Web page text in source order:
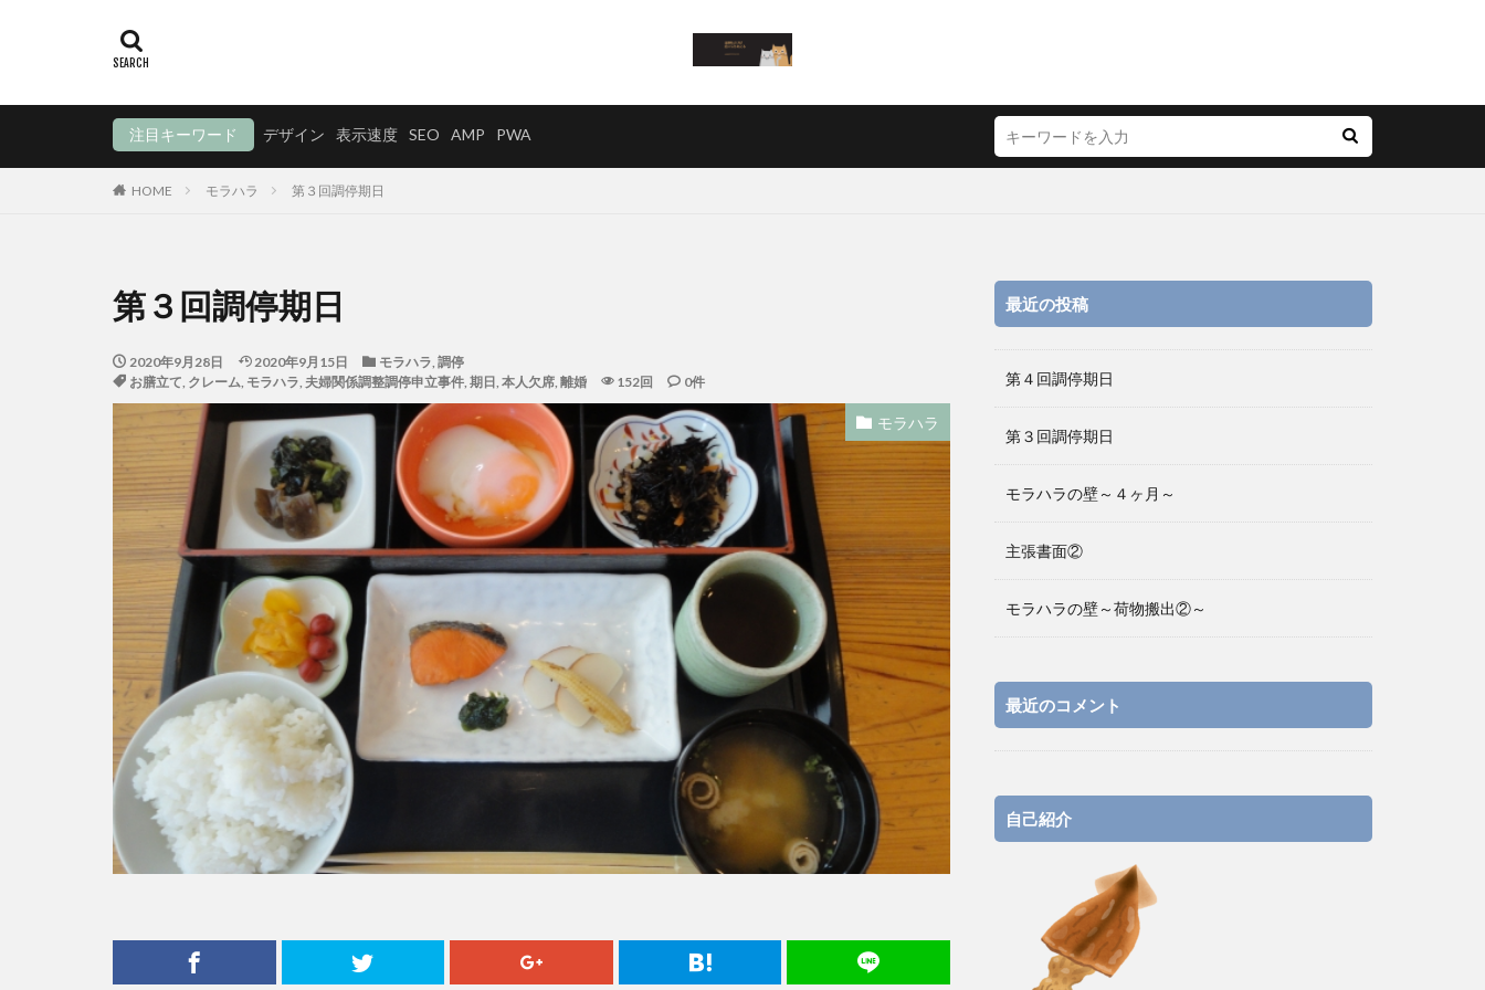
注目キーワード デザイン 表示速度 SEO AMP PWA
HOME モラハラ 第３回調停期日
第３回調停期日
2020年9月28日 2020年9月15日 モラハラ, 調停
お膳立て, クレーム, モラハラ, 夫婦関係調整調停申立事件, 期日, 本人欠席, 離婚 152回 0件
モラハラ
最近の投稿
第４回調停期日
第３回調停期日
モラハラの壁～４ヶ月～
主張書面②
モラハラの壁～荷物搬出②～
最近のコメント
自己紹介